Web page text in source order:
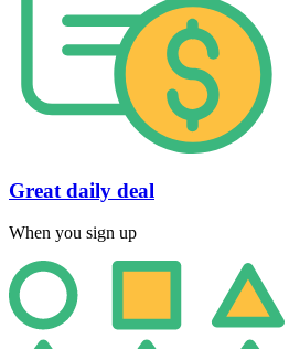
Great daily deal
When you sign up